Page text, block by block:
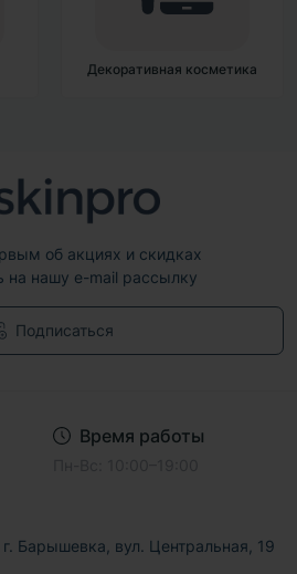
Декоративная косметика
об акциях и скидках
на нашу e-mail рассылку
Подписаться
Время работы
Барышевка, вул. Центральная, 19